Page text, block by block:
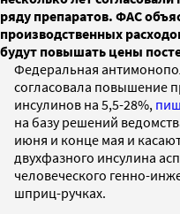
ряду препаратов. ФАС
производственных
будут повышать цены
Федеральная
согласовала повышение
инсулинов на 5,5-28%,
на базу решений
июня и конце мая и
двухфазного инсулина
человеческого генно-
шприц-ручках.